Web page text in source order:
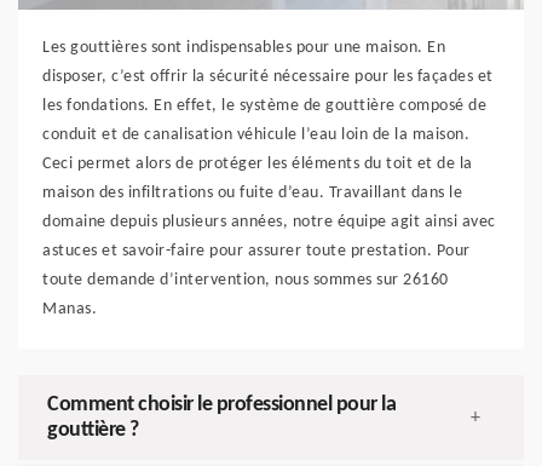
Les gouttières sont indispensables pour une maison. En
disposer, c’est offrir la sécurité nécessaire pour les façades et
les fondations. En effet, le système de gouttière composé de
conduit et de canalisation véhicule l’eau loin de la maison.
Ceci permet alors de protéger les éléments du toit et de la
maison des infiltrations ou fuite d’eau. Travaillant dans le
domaine depuis plusieurs années, notre équipe agit ainsi avec
astuces et savoir-faire pour assurer toute prestation. Pour
toute demande d’intervention, nous sommes sur 26160
Manas.
Comment choisir le professionnel pour la
gouttière ?
+